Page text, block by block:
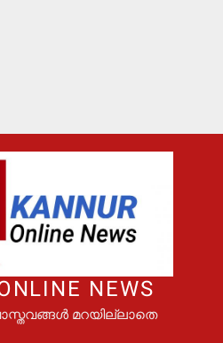
NEWS
മറയില്ലാതെ